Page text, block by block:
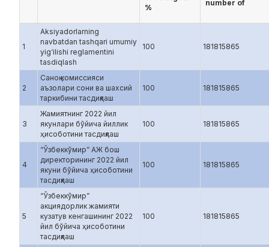
%
number of
1
Aksiyadorlarning
navbatdan tashqari umumiy
yig‘ilishi reglamentini
tasdiqlash
100 181815865
2
Саноқ комиссияси
аъзолари сони ва шахсий
таркибини тасдиқлаш
100 181815865
3
Жамиятнинг 2022 йил
якунлари бўйича йиллик
ҳисоботини тасдиқлаш
100 181815865
4
“Ўзбеккўмир” АЖ бош
директорининг 2022 йил
якуни бўйича ҳисоботини
тасдиқлаш
100 181815865
5
“Ўзбеккўмир”
акциядорлик жамияти
кузатув кенгашининг 2022
йил бўйича ҳисоботини
тасдиқлаш
100 181815865